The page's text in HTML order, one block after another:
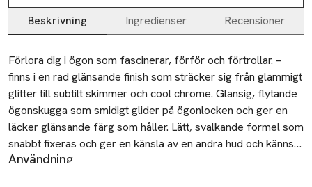
Beskrivning Ingredienser Recensioner
Beskrivning
Förlora dig i ögon som fascinerar, förför och förtrollar. –
finns i en rad glänsande finish som sträcker sig från glammigt
glitter till subtilt skimmer och cool chrome. Glansig, flytande
ögonskugga som smidigt glider på ögonlocken och ger en
läcker glänsande färg som håller. Lätt, svalkande formel som
snabbt fixeras och ger en känsla av en andra hud och känns
mjuk och len på ögonlocken.
Användning